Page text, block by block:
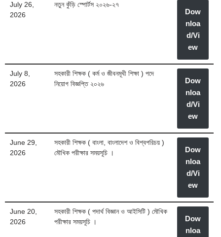
July 26,
2026
নতুন কুঁড়ি স্পোর্টস ২০২৬-২৭
Dow
nloa
d/Vi
ew
July 8,
2026
সহকারী শিক্ষক ( কর্ম ও জীবনমূখী শিক্ষা ) পদে
নিয়োগ বিজ্ঞপ্তি ২০২৬
Dow
nloa
d/Vi
ew
June 29,
2026
সহকারী শিক্ষক ( বাংলা, বাংলাদেশ ও বিশ্বপরিচয় )
মৌখিক পরীক্ষার সময়সূচি ।
Dow
nloa
d/Vi
ew
June 20,
2026
সহকারী শিক্ষক ( পদার্থ বিজ্ঞান ও আইসিটি ) মৌখিক
পরীক্ষার সময়সূচি ।
Dow
nloa